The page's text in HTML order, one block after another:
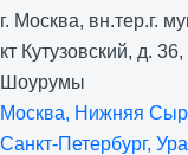
г. Москва, вн.тер.г.
кт Кутузовский, д.
Шоурумы
Москва, Нижняя
Санкт-Петербург,